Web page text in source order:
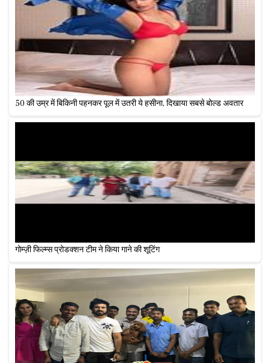
50 की उम्र में बिकिनी पहनकर पूल में उतरी ये हसीना, दिखाया सबसे बोल्ड अवतार
गोम्ज़ी फिल्म्स प्रोडक्शन टीम ने किया गाने की शूटिंग